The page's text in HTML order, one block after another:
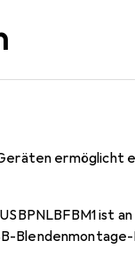
ermöglicht
ist